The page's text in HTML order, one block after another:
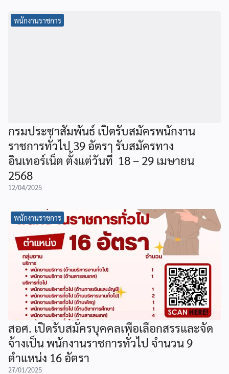
พนักงานราชการ
กรมประชาสัมพันธ์ เปิดรับสมัครพนักงาน
ราชการทั่วไป 39 อัตรา รับสมัครทาง
อินเทอร์เน็ต ตั้งแต่วันที่ 18 – 29 เมษายน
2568
12/04/2025
พนักงานราชการ
สอศ. เปิดรับสมัครบุคคลเพื่อเลือกสรรและจัด
จ้างเป็น พนักงานราชการทั่วไป จำนวน 9
ตำแหน่ง 16 อัตรา
27/01/2025